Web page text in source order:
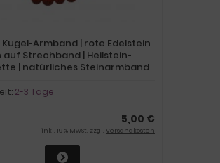
Kugel-Armband | rote Edelstein
auf Strechband | Heilstein-
| natürliches Steinarmband
2-3 Tage
5,00 €
inkl. 19 % MwSt. zzgl. Versandkosten